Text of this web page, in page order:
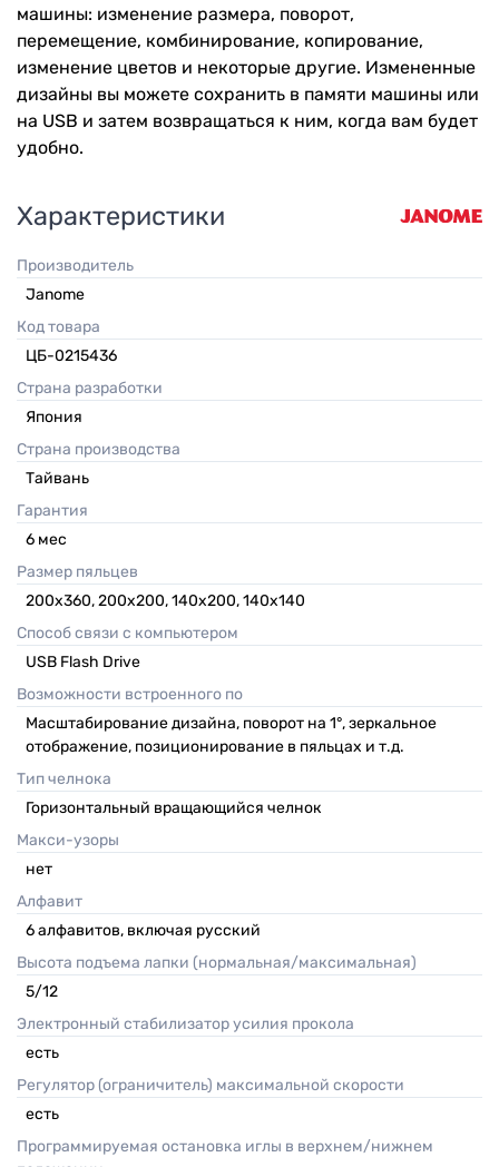
машины: изменение размера, поворот,
перемещение, комбинирование, копирование,
изменение цветов и некоторые другие. Измененные
дизайны вы можете сохранить в памяти машины или
на USB и затем возвращаться к ним, когда вам будет
удобно.
Характеристики
Производитель
Janome
Код товара
ЦБ-0215436
Страна разработки
Япония
Страна производства
Тайвань
Гарантия
6 мес
Размер пяльцев
200x360, 200x200, 140x200, 140x140
Способ связи с компьютером
USB Flash Drive
Возможности встроенного по
Масштабирование дизайна, поворот на 1°, зеркальное
отображение, позиционирование в пяльцах и т.д.
Тип челнока
Горизонтальный вращающийся челнок
Макси-узоры
нет
Алфавит
6 алфавитов, включая русский
Высота подъема лапки (нормальная/максимальная)
5/12
Электронный стабилизатор усилия прокола
есть
Регулятор (ограничитель) максимальной скорости
есть
Программируемая остановка иглы в верхнем/нижнем